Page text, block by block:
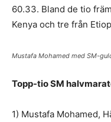
60.33. Bland de tio
Kenya och tre från
Mustafa Mohamed med SM-
Topp-tio SM
1) Mustafa Mohamed,